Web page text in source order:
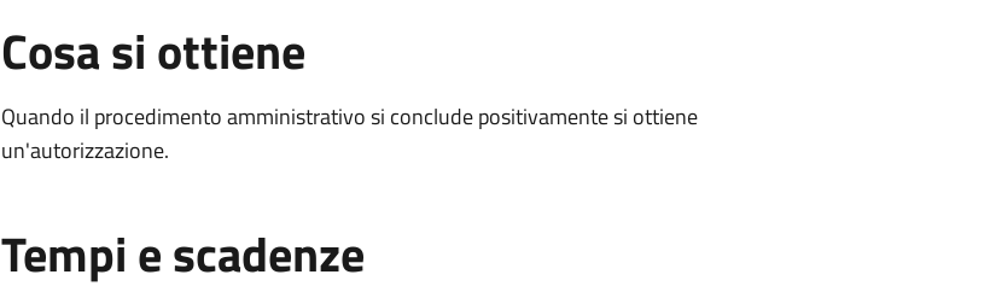
Cosa si ottiene
Quando il procedimento amministrativo si conclude positivamente si ottiene
un'autorizzazione.
Tempi e scadenze